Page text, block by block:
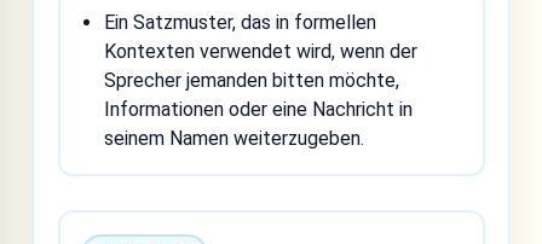
Ein Satzmuster, das in formellen
Kontexten verwendet wird, wenn der
Sprecher jemanden bitten möchte,
Informationen oder eine Nachricht in
seinem Namen weiterzugeben.